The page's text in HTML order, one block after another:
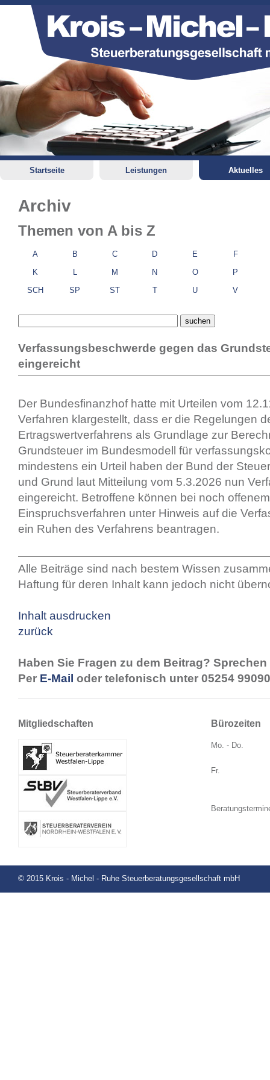
Startseite Leistungen Aktuelles
Archiv
Themen von A bis Z
A B C D E
F
K
L M N O
P
SCH
SP ST T U V
Verfassungsbeschwerde gegen das
eingereicht
Der Bundesfinanzhof hatte mit Urteilen vom
Verfahren klargestellt, dass er die Regelungen
Ertragswertverfahrens als Grundlage zur
Grundsteuer im Bundesmodell für
mindestens ein Urteil haben der Bund der
und Grund laut Mitteilung vom 5.3.2026 nun
eingereicht. Betroffene können bei noch offenem
Einspruchsverfahren unter Hinweis auf die
ein Ruhen des Verfahrens beantragen.
Alle Beiträge sind nach bestem Wissen
Haftung für deren Inhalt kann jedoch nicht
Inhalt ausdrucken
zurück
Haben Sie Fragen zu dem Beitrag?
Per E-Mail oder telefonisch unter 05254
Mitgliedschaften Bürozeiten
Mo. - Do.
Fr.
© 2015 Krois - Michel - Ruhe Steuerberatungsgesellschaft mbH